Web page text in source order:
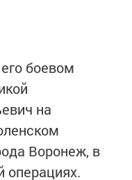
боевом
на
Воронеж, в
операциях.